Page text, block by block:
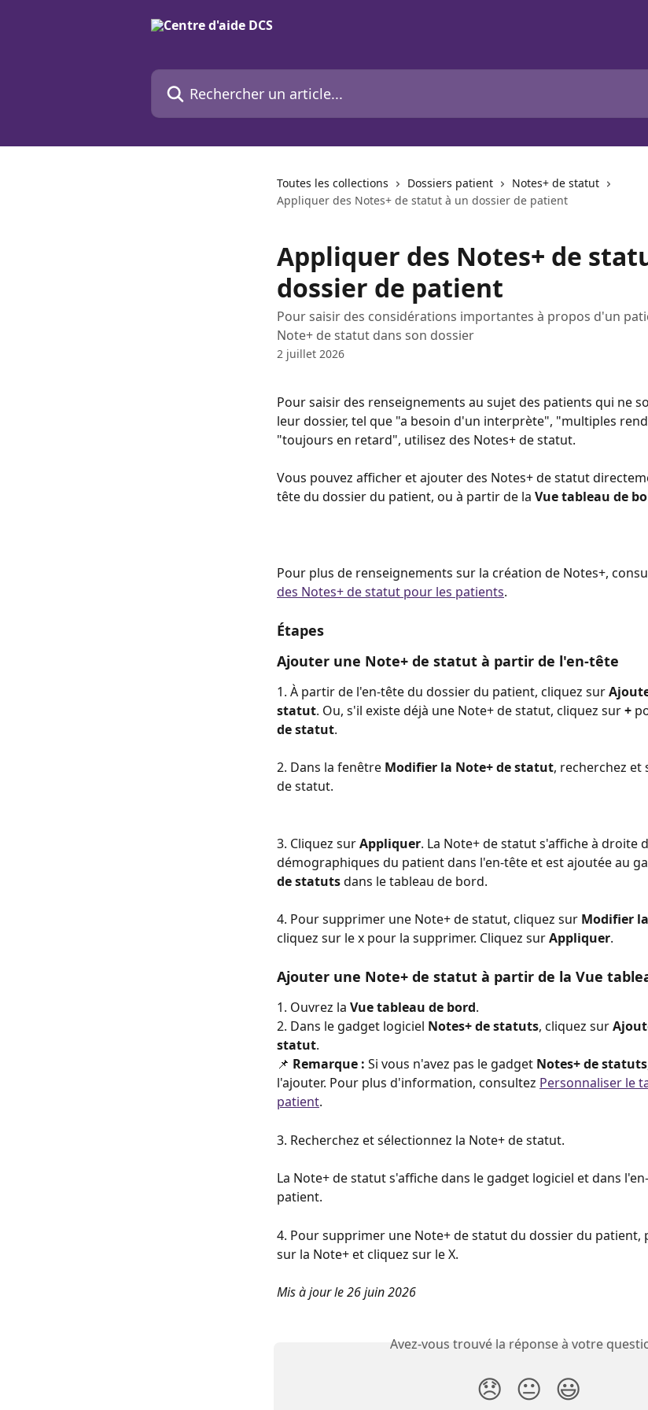
Rechercher un article...
Toutes les collections Dossiers patient
Notes+ de statut
Appliquer des Notes+ de statut à un dossier de patient
Appliquer des Notes+ de
dossier de patient
Pour saisir des considérations importantes à propos d'un
Note+ de statut dans son dossier
2 juillet 2026
Pour saisir des renseignements au sujet des patients qui ne
leur dossier, tel que "a besoin d'un interprète", "multiples
"toujours en retard", utilisez des Notes+ de statut.
Vous pouvez afficher et ajouter des Notes+ de statut
tête du dossier du patient, ou à partir de la Vue tableau de
Pour plus de renseignements sur la création de Notes+,
des Notes+ de statut pour les patients.
Étapes
Ajouter une Note+ de statut à partir de l'en-tête
1. À partir de l'en-tête du dossier du patient, cliquez sur
statut. Ou, s'il existe déjà une Note+ de statut, cliquez sur +
de statut.
2. Dans la fenêtre Modifier la Note+ de statut, recherchez et
de statut.
3. Cliquez sur Appliquer. La Note+ de statut s'affiche à droite
démographiques du patient dans l'en-tête et est ajoutée au
de statuts dans le tableau de bord.
4. Pour supprimer une Note+ de statut, cliquez sur Modifier
cliquez sur le x pour la supprimer. Cliquez sur Appliquer.
Ajouter une Note+ de statut à partir de la Vue
1. Ouvrez la Vue tableau de bord.
2. Dans le gadget logiciel Notes+ de statuts, cliquez sur
statut.
📌 Remarque : Si vous n'avez pas le gadget Notes+ de statuts
l'ajouter. Pour plus d'information, consultez Personnaliser le
patient.
3. Recherchez et sélectionnez la Note+ de statut.
La Note+ de statut s'affiche dans le gadget logiciel et dans
patient.
4. Pour supprimer une Note+ de statut du dossier du patient,
sur la Note+ et cliquez sur le X.
Mis à jour le 26 juin 2026
Avez-vous trouvé la réponse à votre
😞 😐 😃